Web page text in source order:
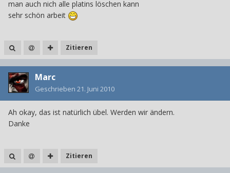
man auch nich alle platins löschen kann
sehr schön arbeit
Zitieren
Marc
Geschrieben 21. Juni 2010
Ah okay, das ist natürlich übel. Werden wir ändern.
Danke
Zitieren